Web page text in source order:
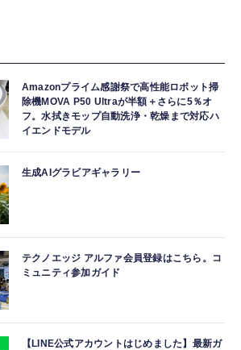
Amazonプライム感謝祭で高性能ロボット掃
除機MOVA P50 Ultraが半額＋さらに5％オ
フ。水拭きモップ自動洗浄・乾燥まで対応ハ
イエンドモデル
生成AIグラビアギャラリー
テクノエッジ アルファ会員登録はこちら。コ
ミュニティ参加ガイド
【LINE公式アカウントはじめました】最新ガ